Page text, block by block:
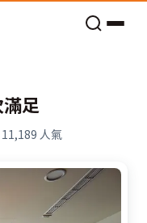
足
11,189 人氣